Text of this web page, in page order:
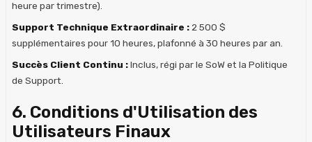
heure par trimestre).
Support Technique Extraordinaire : 2 500 $
supplémentaires pour 10 heures, plafonné à 30 heures par an.
Succès Client Continu :Inclus, régi par le SoW et la Politique
de Support.
6. Conditions d'Utilisation des
Utilisateurs Finaux